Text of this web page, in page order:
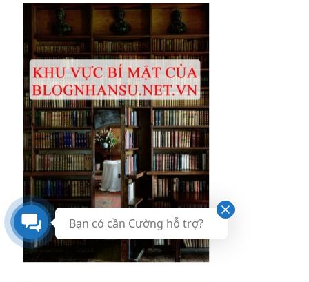
Bạn có cần Cường hỗ trợ?